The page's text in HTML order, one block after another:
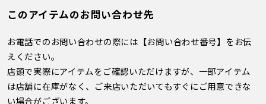
このアイテムのお問い合わせ先
お電話でのお問い合わせの際には【お問い合わせ番号】をお伝
えください。
店頭で実際にアイテムをご確認いただけますが、一部アイテム
は店舗に在庫がなく、ご来店いただいてもすぐにご用意できな
い場合がございます。